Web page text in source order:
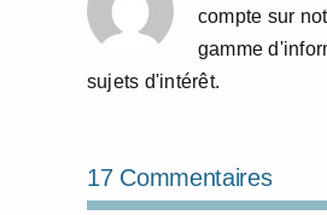
compte sur
gamme
sujets d'intérêt.
17 Commentaires